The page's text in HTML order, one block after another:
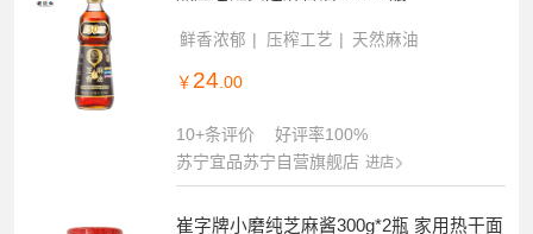
鲜香浓郁 压榨工艺 天然麻油
￥ 24.00
10+条评价
好评率100%
苏宁宜品苏宁自营旗舰店 进店
崔字牌小磨纯芝麻酱300g*2瓶 家用热干面